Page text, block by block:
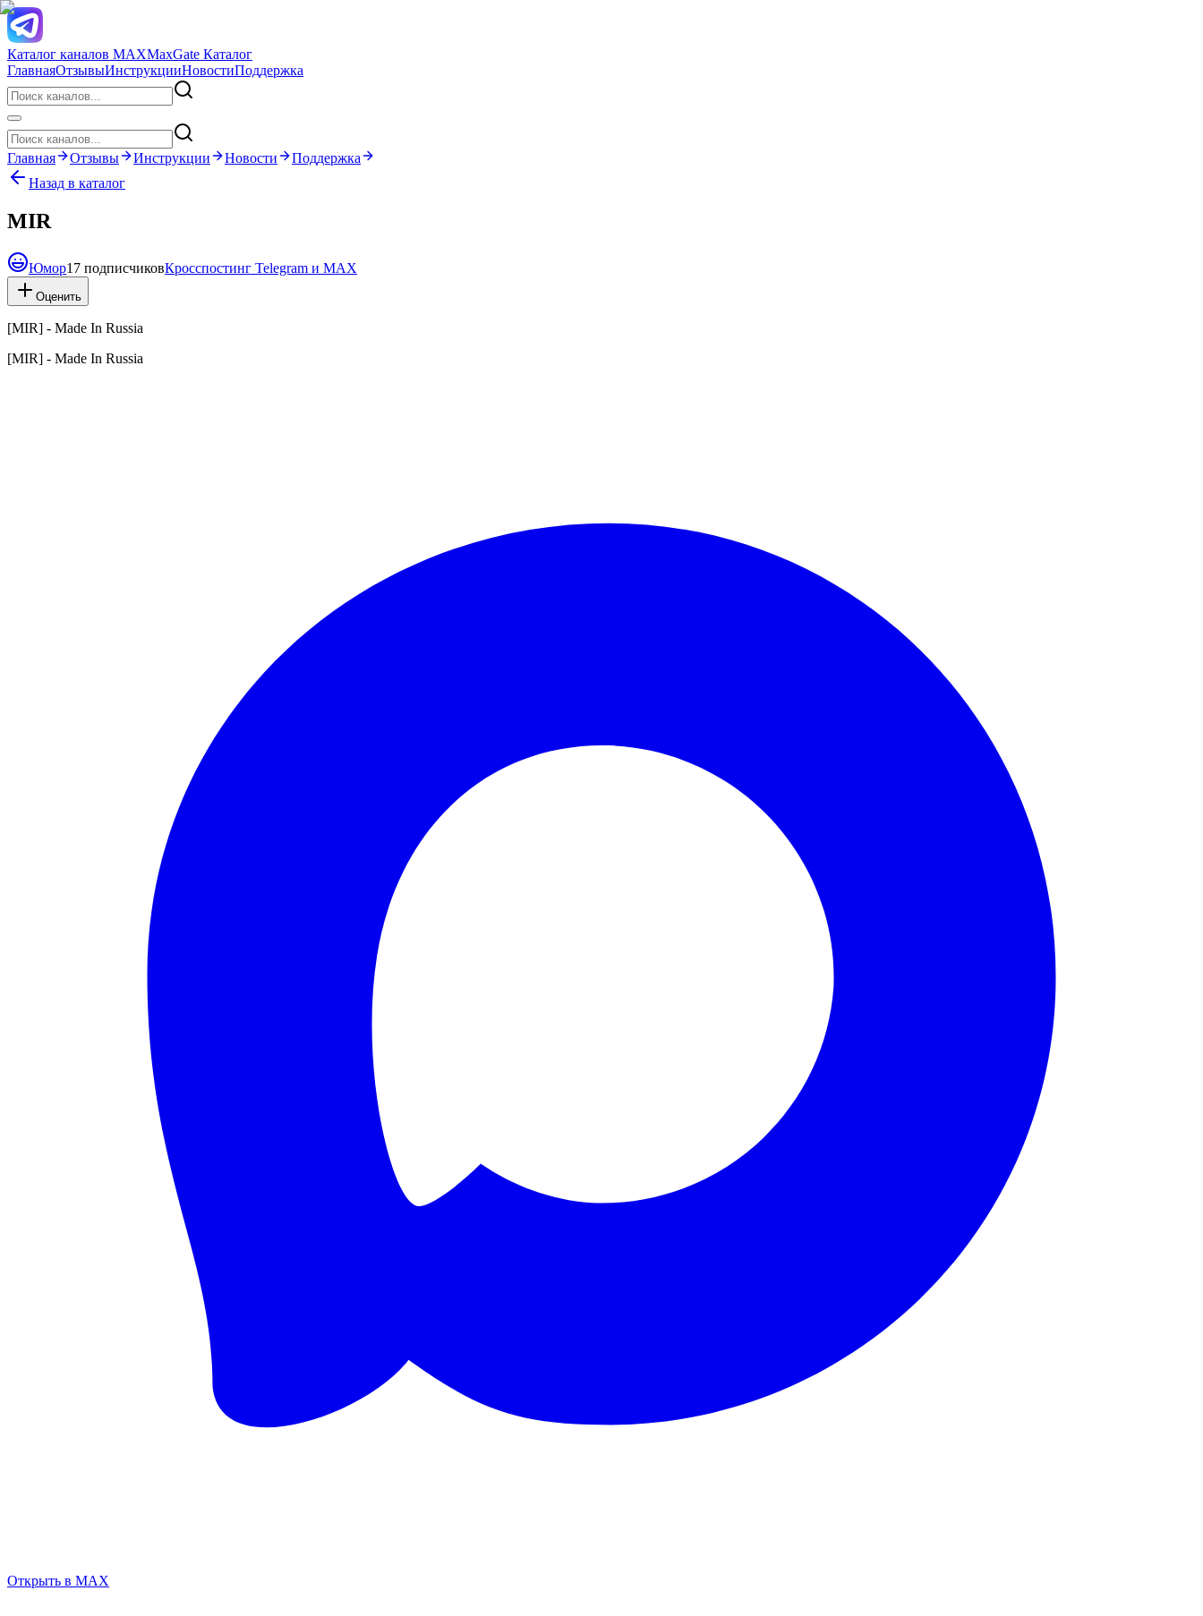
Каталог каналов MAXMaxGate Каталог
ГлавнаяОтзывыИнструкцииНовостиПоддержка
Главная Отзывы Инструкции Новости
Поддержка
Назад в каталог
MIR
Юмор17 подписчиковКросспостинг Telegram и MAX
Оценить
[MIR] - Made In Russia
[MIR] - Made In Russia
Открыть в MAX